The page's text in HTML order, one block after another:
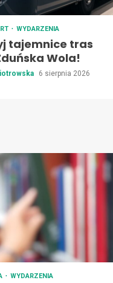
WYDARZENIA
tajemnice tras
Wola!
6 sierpnia 2026
WYDARZENIA